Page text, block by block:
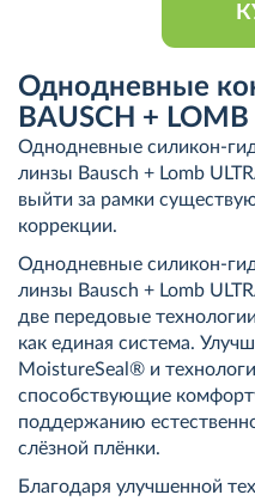
Однодневные
BAUSCH +
Однодневные силикон-
линзы Bausch + Lomb
выйти за рамки
коррекции.
Однодневные силикон-
линзы Bausch + Lomb
две передовые
как единая система.
MoistureSeal® и
способствующие
поддержанию
слёзной плёнки.
Благодаря улучшенной